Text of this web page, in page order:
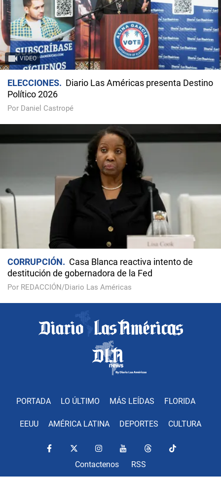
VIDEO
ELECCIONES
Diario Las Américas presenta Destino
Político 2026
Por Daniel Castropé
CORRUPCIÓN
Casa Blanca reactiva intento de
destitución de gobernadora de la Fed
Por REDACCIÓN/Diario Las Américas
PORTADA LO ÚLTIMO MÁS LEÍDAS FLORIDA
EEUU AMÉRICA LATINA DEPORTES CULTURA
Contactenos RSS